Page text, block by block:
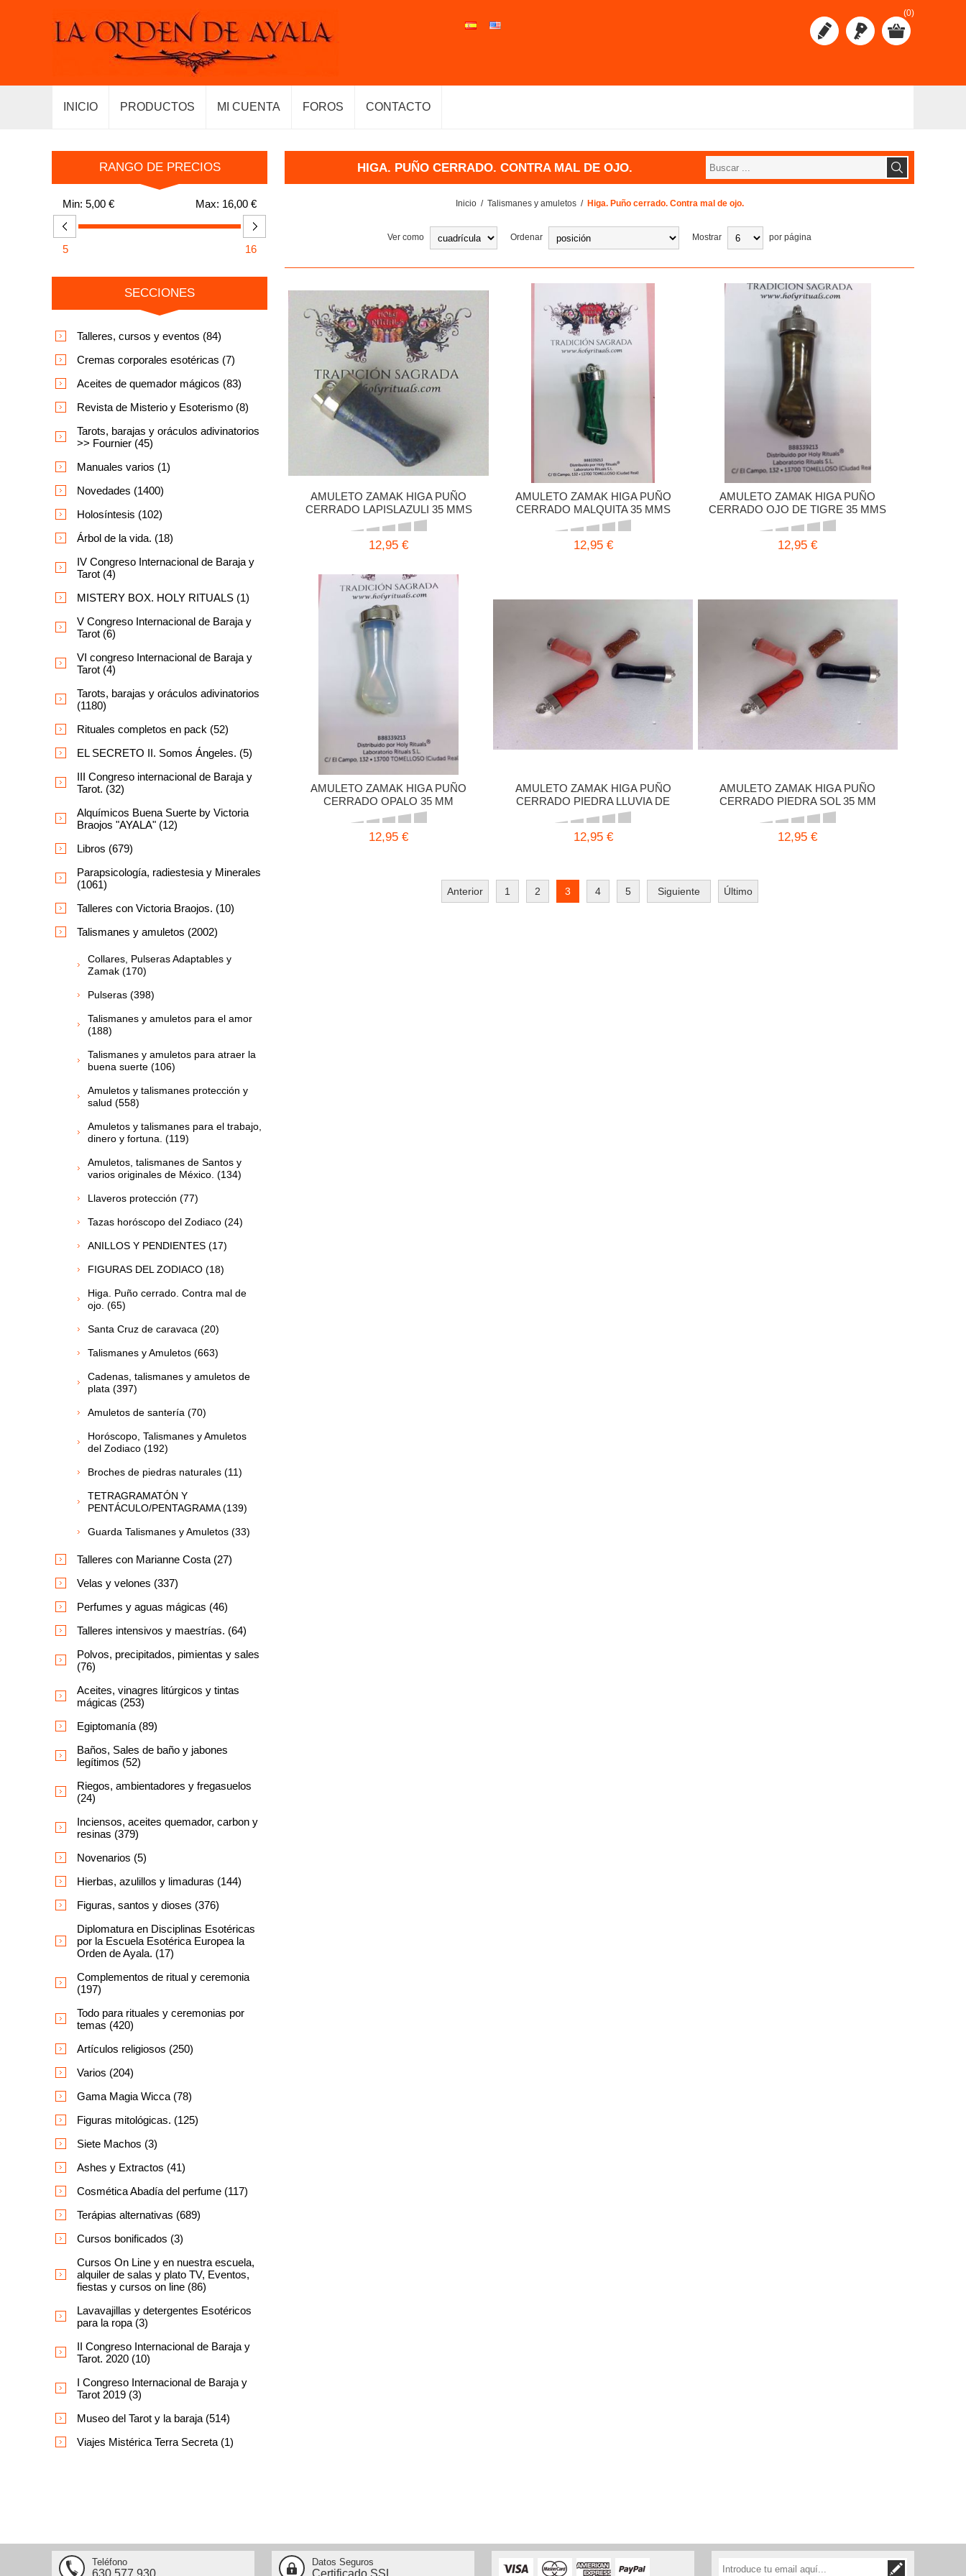
(0)
INICIO PRODUCTOS MI CUENTA FOROS CONTACTO
HIGA. PUÑO CERRADO. CONTRA MAL DE OJO.
Inicio / Talismanes y amuletos / Higa. Puño cerrado. Contra mal de ojo.
Ver como Ordenar Mostrar por página
AMULETO ZAMAK HIGA PUÑO
CERRADO LAPISLAZULI 35 MMS
12,95 €
AMULETO ZAMAK HIGA PUÑO
CERRADO MALQUITA 35 MMS
12,95 €
AMULETO ZAMAK HIGA PUÑO
CERRADO OJO DE TIGRE 35 MMS
12,95 €
AMULETO ZAMAK HIGA PUÑO
CERRADO OPALO 35 MM
12,95 €
AMULETO ZAMAK HIGA PUÑO
CERRADO PIEDRA LLUVIA DE
ESTRELLAS 35 MM
12,95 €
AMULETO ZAMAK HIGA PUÑO
CERRADO PIEDRA SOL 35 MM
12,95 €
Anterior 1 2 3 4 5 Siguiente Último
RANGO DE PRECIOS
Min: 5,00 € Max: 16,00 €
5 16
SECCIONES
Talleres, cursos y eventos (84)
Cremas corporales esotéricas (7)
Aceites de quemador mágicos (83)
Revista de Misterio y Esoterismo (8)
Tarots, barajas y oráculos adivinatorios
>> Fournier (45)
Manuales varios (1)
Novedades (1400)
Holosíntesis (102)
Árbol de la vida. (18)
IV Congreso Internacional de Baraja y
Tarot (4)
MISTERY BOX. HOLY RITUALS (1)
V Congreso Internacional de Baraja y
Tarot (6)
VI congreso Internacional de Baraja y
Tarot (4)
Tarots, barajas y oráculos adivinatorios
(1180)
Rituales completos en pack (52)
EL SECRETO II. Somos Ángeles. (5)
III Congreso internacional de Baraja y
Tarot. (32)
Alquímicos Buena Suerte by Victoria
Braojos "AYALA" (12)
Libros (679)
Parapsicología, radiestesia y Minerales
(1061)
Talleres con Victoria Braojos. (10)
Talismanes y amuletos (2002)
Collares, Pulseras Adaptables y
Zamak (170)
Pulseras (398)
Talismanes y amuletos para el amor
(188)
Talismanes y amuletos para atraer la
buena suerte (106)
Amuletos y talismanes protección y
salud (558)
Amuletos y talismanes para el trabajo,
dinero y fortuna. (119)
Amuletos, talismanes de Santos y
varios originales de México. (134)
Llaveros protección (77)
Tazas horóscopo del Zodiaco (24)
ANILLOS Y PENDIENTES (17)
FIGURAS DEL ZODIACO (18)
Higa. Puño cerrado. Contra mal de
ojo. (65)
Santa Cruz de caravaca (20)
Talismanes y Amuletos (663)
Cadenas, talismanes y amuletos de
plata (397)
Amuletos de santería (70)
Horóscopo, Talismanes y Amuletos
del Zodiaco (192)
Broches de piedras naturales (11)
TETRAGRAMATÓN Y
PENTÁCULO/PENTAGRAMA (139)
Guarda Talismanes y Amuletos (33)
Talleres con Marianne Costa (27)
Velas y velones (337)
Perfumes y aguas mágicas (46)
Talleres intensivos y maestrías. (64)
Polvos, precipitados, pimientas y sales
(76)
Aceites, vinagres litúrgicos y tintas
mágicas (253)
Egiptomanía (89)
Baños, Sales de baño y jabones
legítimos (52)
Riegos, ambientadores y fregasuelos
(24)
Inciensos, aceites quemador, carbon y
resinas (379)
Novenarios (5)
Hierbas, azulillos y limaduras (144)
Figuras, santos y dioses (376)
Diplomatura en Disciplinas Esotéricas
por la Escuela Esotérica Europea la
Orden de Ayala. (17)
Complementos de ritual y ceremonia
(197)
Todo para rituales y ceremonias por
temas (420)
Artículos religiosos (250)
Varios (204)
Gama Magia Wicca (78)
Figuras mitológicas. (125)
Siete Machos (3)
Ashes y Extractos (41)
Cosmética Abadía del perfume (117)
Terápias alternativas (689)
Cursos bonificados (3)
Cursos On Line y en nuestra escuela,
alquiler de salas y plato TV, Eventos,
fiestas y cursos on line (86)
Lavavajillas y detergentes Esotéricos
para la ropa (3)
II Congreso Internacional de Baraja y
Tarot. 2020 (10)
I Congreso Internacional de Baraja y
Tarot 2019 (3)
Museo del Tarot y la baraja (514)
Viajes Mistérica Terra Secreta (1)
Teléfono
630.577.930
Datos Seguros
Certificado SSL